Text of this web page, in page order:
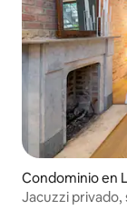
Condominio en
Jacuzzi